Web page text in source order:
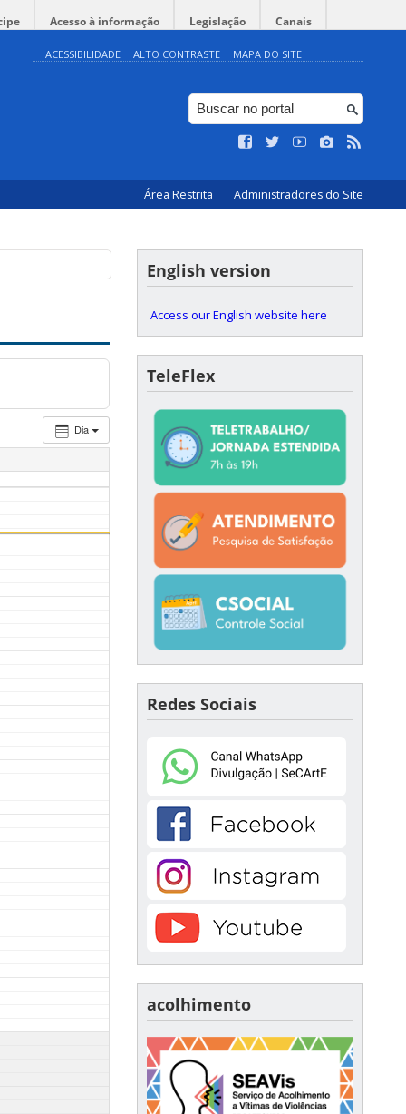
Acesso à informação Legislação Canais
ACESSIBILIDADE ALTO CONTRASTE MAPA DO SITE
Área Restrita Administradores do Site
Dia
English version
Access our English website here
TeleFlex
Redes Sociais
acolhimento